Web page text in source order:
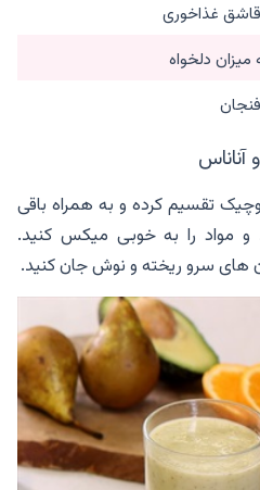
میزان دلخواه
تقسیم کرده و به همراه باقی
و مواد را به خوبی میکس کنید.
های سرو ریخته و نوش جان کنید.